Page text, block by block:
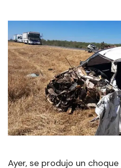
Ayer, se produjo un choque